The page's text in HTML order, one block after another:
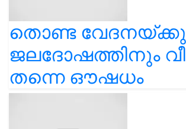
തൊണ്ട
ജലദോഷത്തിനും
തന്നെ ഔഷധം